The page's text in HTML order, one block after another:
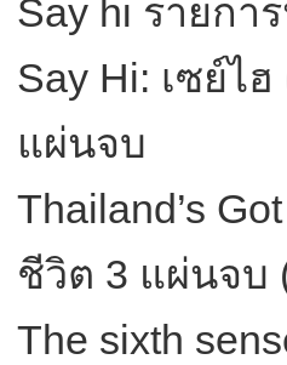
Say hi รายก
Say Hi: เซย์ไ
แผ่นจบ
Thailand’s
ชีวิต 3 แผ่นจบ
The sixth